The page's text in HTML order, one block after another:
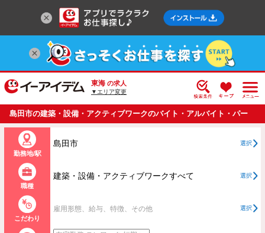
東海 の求人
▼エリア変更
島田市の建築・設備・アクティブワークのバイト・アルバイト・パー
トの求人情報一覧
勤務地/駅
島田市 選択
職種
建築・設備・アクティブワークすべて 選択
こだわり
雇用形態、給与、特徴、その他 選択